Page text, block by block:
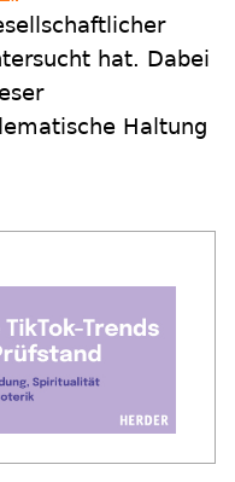
hat. Dabei
Haltung